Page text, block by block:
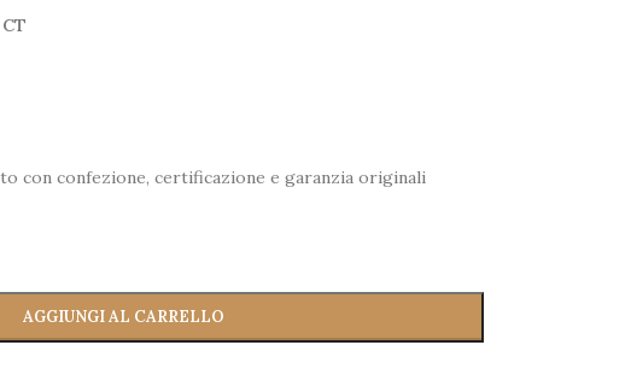
con confezione, certificazione e garanzia originali
AGGIUNGI AL CARRELLO